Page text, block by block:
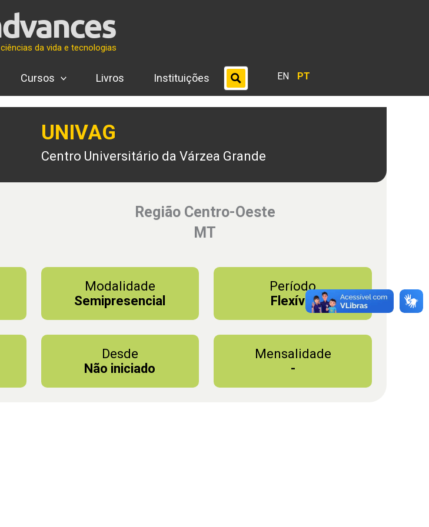
ciências da vida e tecnologias
Cursos Livros Instituições EN PT
UNIVAG
Centro Universitário da Várzea Grande
Região Centro-Oeste
MT
Modalidade
Semipresencial
Período
Flexível
Desde
Não iniciado
Mensalidade
-